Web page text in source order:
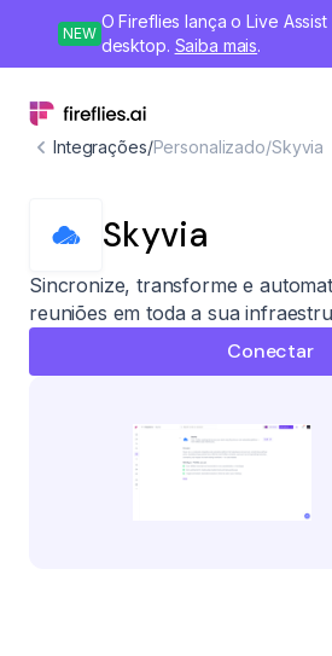
NEW
O Fireflies lança o Live
desktop. Saiba mais.
Integrações/Personalizado/Skyvia
Skyvia
Sincronize, transforme e
reuniões em toda a sua
Conectar